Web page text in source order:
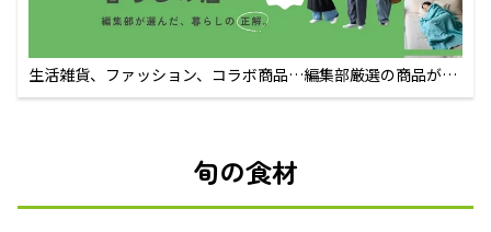
生活雑貨、ファッション、コラボ商品…編集部厳選の商品が買
えるECサイト
旬の食材